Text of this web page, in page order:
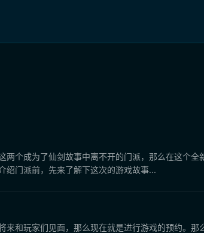
个成为了仙剑故事中离不开的门派，那么在这个全
绍门派前，先来了解下这次的游戏故事...
和玩家们见面，那么现在就是进行游戏的预约。那